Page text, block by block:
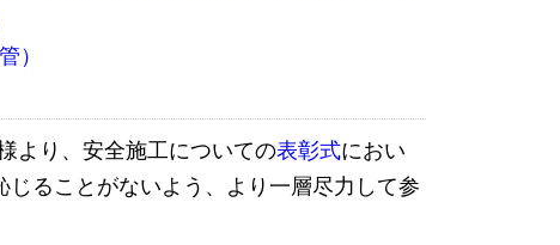
）
より、安全施工についての表彰式におい
ることがないよう、より一層尽力して参